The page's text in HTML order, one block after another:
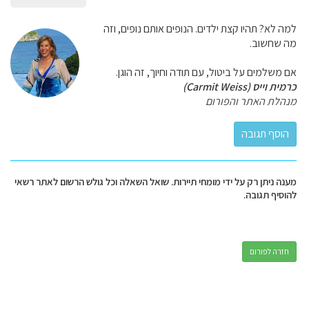
למה לא? תהיו קצת ילדים. הנופים אותם נופים, וזה
מה שחשוב.
אם משלמים על ביטול, עם תודה וחיוך, זה הוגן.
כרמית וייס (Carmit Weiss)
מנהלת האתר והפורום
מענה ניתן רק על ידי מומחי תיירות. שואל השאלה וכל גולש הרשום לאתר רשאי
להוסיף תגובה.
חזרה לפורום